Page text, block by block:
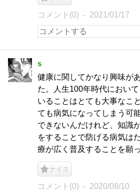
コメント(0) 2021/01/17
s
健康に関してかなり興味が
た。人生100年時代におい
いることはとても大事なこ
ても病気になってしまう可
できないんだけれど、知識
をすることで防げる病気は
療が広く普及することを願
ナイス
コメント(0) 2020/08/10